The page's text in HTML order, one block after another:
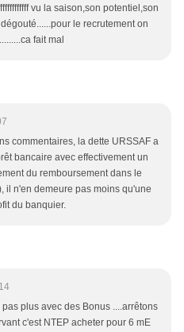
vu la saison,son potentiel,son
le recrutement on
fait mal
commentaires, la dette URSSAF a
bancaire avec effectivement un
du remboursement dans le
il n'en demeure pas moins qu'une
du banquier.
plus avec des Bonus ....arrêtons
c'est NTEP acheter pour 6 mE